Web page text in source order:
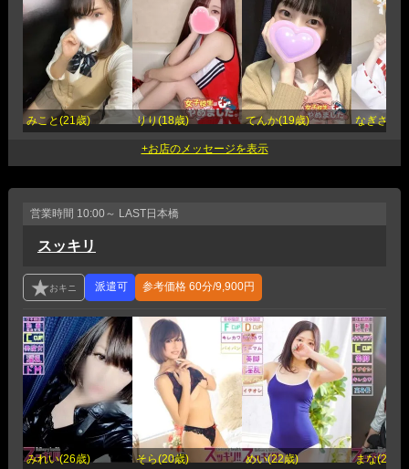
みこと(21歳) りり(18歳) てんか(19歳) なぎさ(19
営業時間 10:00～ LAST日本橋
スッキリ
参考価格60分/9,900円
みれい(26歳) そら(20歳) めい(22歳) まな(20歳)